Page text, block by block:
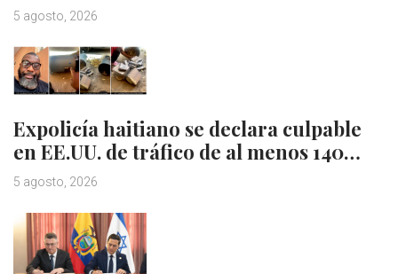
5 agosto, 2026
Expolicía haitiano se declara culpable
en EE.UU. de tráfico de al menos 140…
5 agosto, 2026